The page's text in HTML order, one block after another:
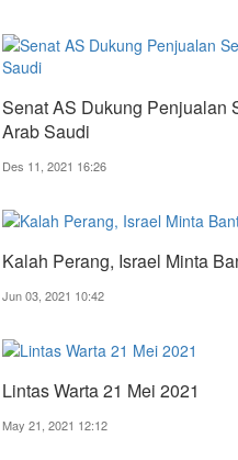
Senat AS Dukung Penjualan
Arab Saudi
Des 11, 2021 16:26
Kalah Perang, Israel Minta
Jun 03, 2021 10:42
Lintas Warta 21 Mei 2021
May 21, 2021 12:12